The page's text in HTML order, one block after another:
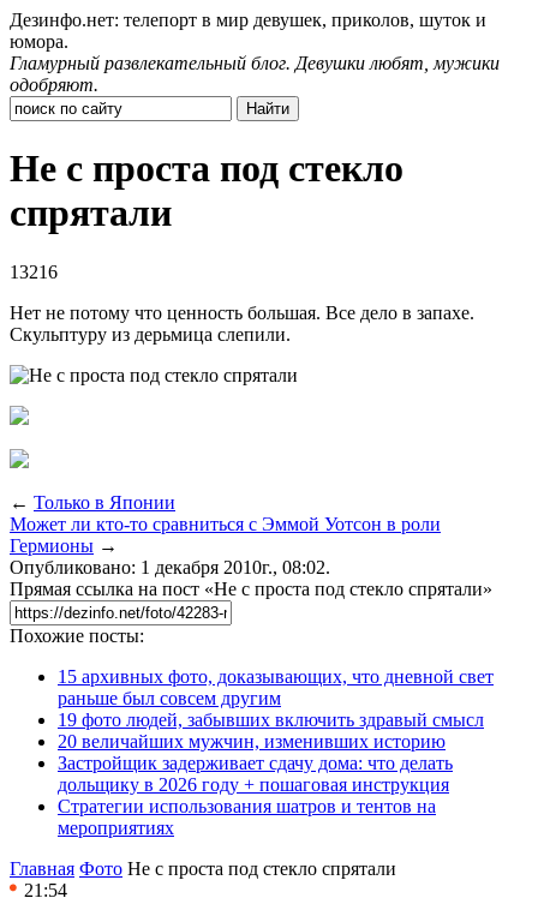
Дезинфо.нет: телепорт в мир девушек, приколов, шуток и
юмора.
Гламурный развлекательный блог. Девушки любят, мужики
одобряют.
Не с проста под стекло
спрятали
13216
Нет не потому что ценность большая. Все дело в запахе.
Скульптуру из дерьмица слепили.
← Только в Японии
Может ли кто-то сравниться с Эммой Уотсон в роли
Гермионы →
Опубликовано: 1 декабря 2010г., 08:02.
Прямая ссылка на пост «Не с проста под стекло спрятали»
Похожие посты:
15 архивных фото, доказывающих, что дневной свет
раньше был совсем другим
19 фото людей, забывших включить здравый смысл
20 величайших мужчин, изменивших историю
Застройщик задерживает сдачу дома: что делать
дольщику в 2026 году + пошаговая инструкция
Стратегии использования шатров и тентов на
мероприятиях
Главная Фото Не с проста под стекло спрятали
21:54